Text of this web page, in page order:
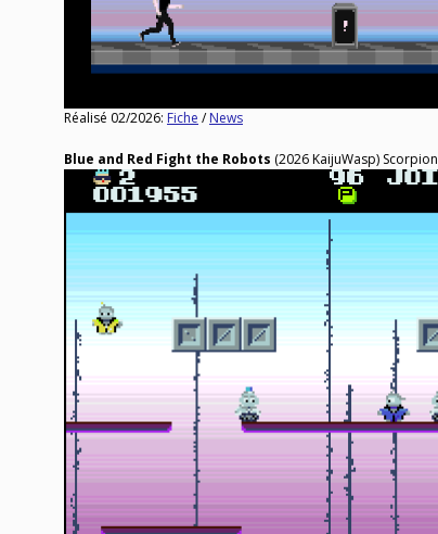
Réalisé 02/2026: Fiche /News
Blue and Red Fight the Robots (2026 KaijuWasp) Scorpion